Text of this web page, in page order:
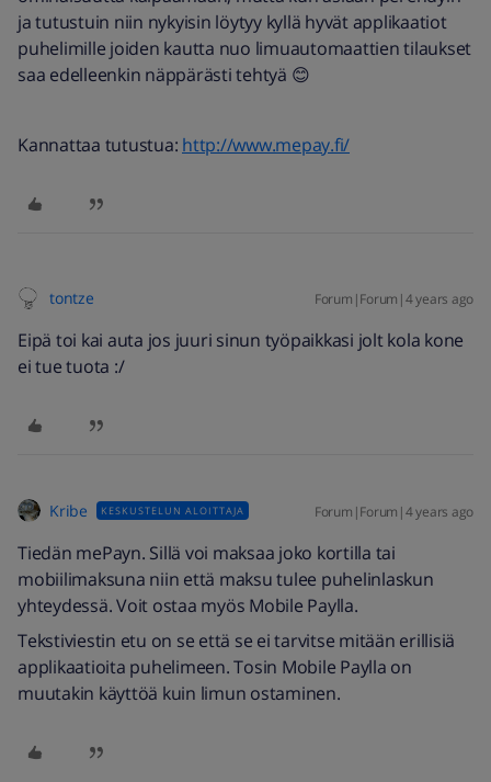
ja tutustuin niin nykyisin löytyy kyllä hyvät applikaatiot
puhelimille joiden kautta nuo limuautomaattien tilaukset
saa edelleenkin näppärästi tehtyä 😊
Kannattaa tutustua: http://www.mepay.fi/
tontze Forum|Forum|4 years ago
Eipä toi kai auta jos juuri sinun työpaikkasi jolt kola kone
ei tue tuota :/
Kribe KESKUSTELUN ALOITTAJA Forum|Forum|4 years ago
Tiedän mePayn. Sillä voi maksaa joko kortilla tai
mobiilimaksuna niin että maksu tulee puhelinlaskun
yhteydessä. Voit ostaa myös Mobile Paylla.
Tekstiviestin etu on se että se ei tarvitse mitään erillisiä
applikaatioita puhelimeen. Tosin Mobile Paylla on
muutakin käyttöä kuin limun ostaminen.